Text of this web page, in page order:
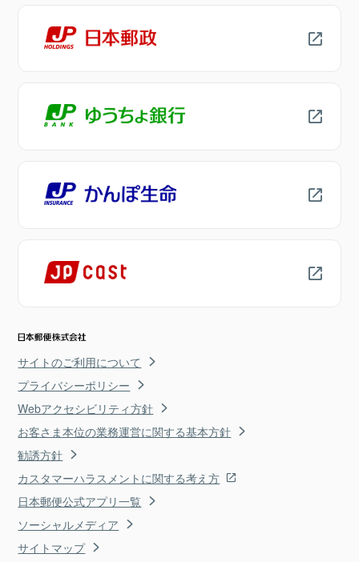
サイトのご利用について
プライバシーポリシー
Webアクセシビリティ方針
お客さま本位の業務運営に関する基本方針
勧誘方針
カスタマーハラスメントに関する考え方
日本郵便公式アプリ一覧
ソーシャルメディア
サイトマップ